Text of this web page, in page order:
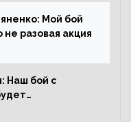
Мой бой
не разовая акция
Наш бой с